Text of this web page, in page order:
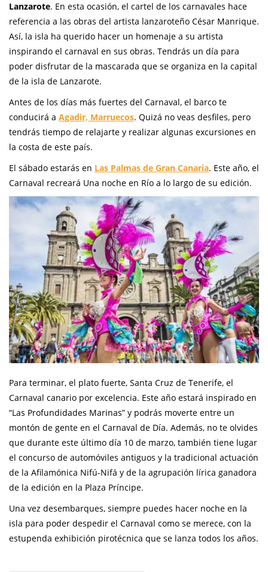
Lanzarote. En esta ocasión, el cartel de los carnavales hace
referencia a las obras del artista lanzaroteño César Manrique.
Así, la isla ha querido hacer un homenaje a su artista
inspirando el carnaval en sus obras. Tendrás un día para
poder disfrutar de la mascarada que se organiza en la capital
de la isla de Lanzarote.
Antes de los días más fuertes del Carnaval, el barco te
conducirá a Agadir, Marruecos. Quizá no veas desfiles, pero
tendrás tiempo de relajarte y realizar algunas excursiones en
la costa de este país.
El sábado estarás en Las Palmas de Gran Canaria. Este año, el
Carnaval recreará Una noche en Río a lo largo de su edición.
Para terminar, el plato fuerte, Santa Cruz de Tenerife, el
Carnaval canario por excelencia. Este año estará inspirado en
“Las Profundidades Marinas” y podrás moverte entre un
montón de gente en el Carnaval de Día. Además, no te olvides
que durante este último día 10 de marzo, también tiene lugar
el concurso de automóviles antiguos y la tradicional actuación
de la Afilamónica Nifú-Nifá y de la agrupación lírica ganadora
de la edición en la Plaza Príncipe.
Una vez desembarques, siempre puedes hacer noche en la
isla para poder despedir el Carnaval como se merece, con la
estupenda exhibición pirotécnica que se lanza todos los años.